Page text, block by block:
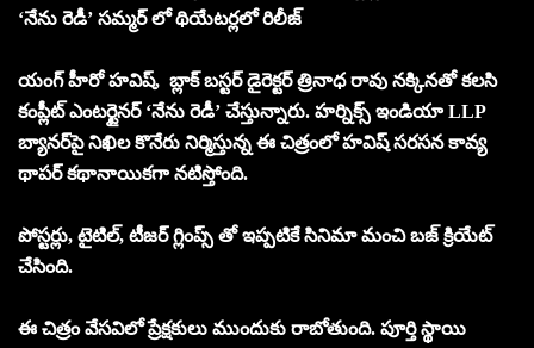
‘నేను రెడీ’ సమ్మర్ లో థియేటర్లలో రిలీజ్
యంగ్ హీరో హవిష్, బ్లాక్ బస్టర్ డైరెక్టర్ త్రినాధ రావు నక్కినతో కలసి
కంప్లీట్ ఎంటర్టైనర్ ‘నేను రెడీ’ చేస్తున్నారు. హర్నిక్స్ ఇండియా LLP
బ్యానర్‌పై నిఖిల కొనేరు నిర్మిస్తున్న ఈ చిత్రంలో హవిష్ సరసన కావ్య
థాపర్ కథానాయికగా నటిస్తోంది.
పోస్టర్లు, టైటిల్, టీజర్ గ్లింప్స్ తో ఇప్పటికే సినిమా మంచి బజ్ క్రియేట్
చేసింది.
ఈ చిత్రం వేసవిలో ప్రేక్షకులు ముందుకు రాబోతుంది. పూర్తి స్థాయి